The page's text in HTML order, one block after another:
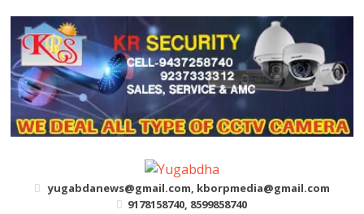
content
yugabdanews@gmail.com, kborpmedia@gmail.com
9178158740, 8599858740